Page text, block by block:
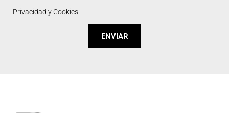
Privacidad y Cookies
ENVIAR